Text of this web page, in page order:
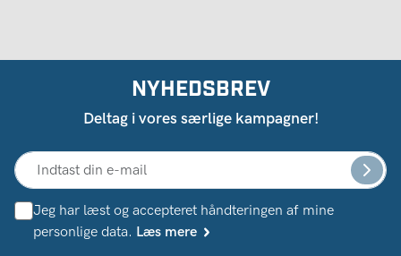
NYHEDSBREV
Deltag i vores særlige kampagner!
Jeg har læst og accepteret håndteringen af ​​mine
personlige data. Læs mere